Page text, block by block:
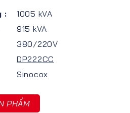
:
1005 kVA
915 kVA
380/220V
DP222CC
Sinocox
PHẨM